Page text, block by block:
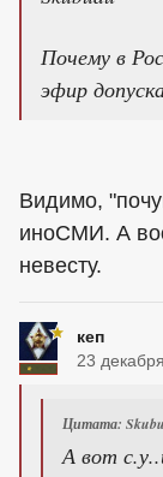
Почему в
эфир
Видимо,
иноСМИ. А
невесту.
кеп
23
Цитата:
А вот